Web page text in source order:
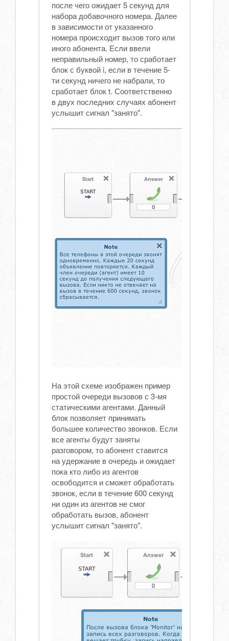
после чего ожидает 5 секунд для
набора добавочного номера. Далее
в зависимости от указанного
номера происходит вызов того или
иного абонента. Если ввели
неправильный номер, то сработает
блок с буквой i, если в течение 5-
ти секунд ничего не набрали, то
сработает блок t. Соответственно
в двух последних случаях абонент
услышит сигнал "занято".
На этой схеме изображен пример
простой очереди вызовов с 3-мя
статическими агентами. Данный
блок позволяет принимать
большее количество звонков. Если
все агенты будут заняты
разговором, то абонент ставится
на удержание в очередь и ожидает
пока кто либо из агентов
освободится и сможет обработать
звонок, если в течение 600 секунд
ни один из агентов не смог
обработать вызов, абонент
услышит сигнал "занято".